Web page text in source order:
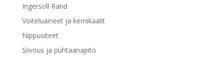
Ingersoll Rand
Voiteluaineet ja kemikaalit
Nippusiteet
Siivous ja puhtaanapito